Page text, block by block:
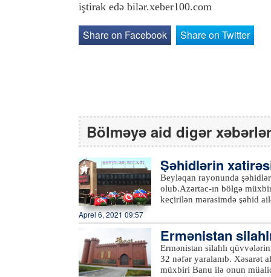
iştirak edə bilər.xeber100.com
Share on Facebook Share on Twitter
Bölməyə aid digər xəbərlər
Şəhidlərin
şı olub
Beyləqan rayonunda
olub.Azərtac-ın bölgə
keçirilən mərasimdə şəhid
kimi düşən Vətən
şanlı Qələbədən, şəhidlərin
danışılıb.Şəhidlərin
olunub, həm Birinci, həm
Ermənistan silahlı bölmələri
Aprel 6, 2021 09:57
Ermənistan
ə tutublar
Ermənistan silahlı
32 nəfər yaralanıb. Xəsarət
müxbiri Banu ilə onun